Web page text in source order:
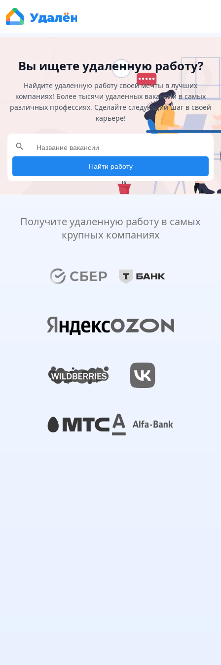
Вы ищете удаленную работу?
Найдите удаленную работу своей мечты в лучших
компаниях! Более тысячи удаленных вакансий в самых
различных профессиях. Сделайте следующий шаг в своей
карьере!
search
Найти работу
Получите удаленную работу в самых
крупных компаниях